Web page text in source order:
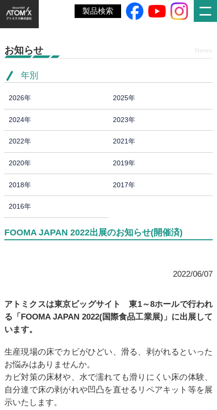
製品検索
ホーム» FOOMA JAPAN 2022出展のお知らせ(開催済)
お知らせ
年別
2026年 2025年
2024年 2023年
2022年 2021年
2020年 2019年
2018年 2017年
2016年
FOOMA JAPAN 2022出展のお知らせ(開催済)
2022/06/07
アトミクスは東京ビッグサイト 東1～8ホールで行われ
る「FOOMA JAPAN 2022(国際食品工業展)」に出展して
います。
生産現場の床でカビがひどい、滑る、剥がれるといった
お悩みはありませんか。
カビ対策の床材や、水で濡れても滑りにくい床の体験、
自分達で床の剥がれや凹凸を直せるリペアキット等を展
示いたします。